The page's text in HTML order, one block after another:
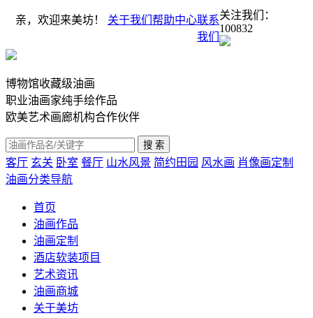
亲，欢迎来美坊！ 关于我们 帮助中心联系
我们
关注我们：
100832
博物馆收藏级油画
职业油画家纯手绘作品
欧美艺术画廊机构合作伙伴
客厅 玄关 卧室 餐厅 山水风景 简约田园 风水画 肖像画定制
油画分类导航
首页
油画作品
油画定制
酒店软装项目
艺术资讯
油画商城
关于美坊